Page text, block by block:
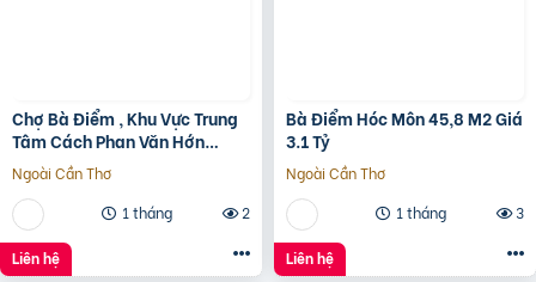
Chợ Bà Điểm , Khu Vực Trung
Tâm Cách Phan Văn Hớn
100m
Ngoài Cần Thơ
1 tháng
2
Liên hệ
Bà Điểm Hóc Môn 45,8 M2 Giá
3.1 Tỷ
Ngoài Cần Thơ
1 tháng
3
Liên hệ